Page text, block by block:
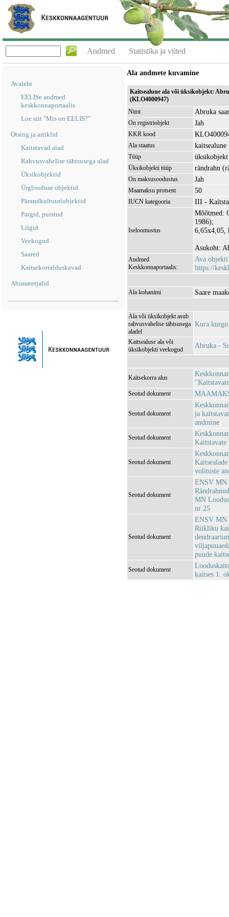
Andmed Statistika ja viited
Avaleht
EELISe andmed
keskkonnaportaalis
Loe siit "Mis on EELIS?"
Otsing ja artiklid
Kaitstavad alad
Rahvusvahelise tähtsusega alad
Üksikobjektid
Ürglooduse objektid
Pärandkultuuriobjektid
Pargid, puistud
Liigid
Veekogud
Saared
Kaitsekorralduskavad
Abimaterjalid
Ala andmete kuvamine
Kaitsealune ala või üksikobjekt:
(KLO4000947)
Nimi
Abruka
On registriobjekt Jah
KKR kood
Ala staatus
Tüüp üksikobjekt
Üksikobjekti tüüp rändrahn
On maksusoodustus Jah
Maamaksu protsent 50
IUCN kategooria III -
Iseloomustus
Mõõtmed:
1986);
6,65x4,05,
Asukoht:
Andmed
Keskkonnaportaalis:
Ava objekti
https://
Ala kohanimi Saare
Ala või üksikobjekt asub
rahvusvahelise tähtsusega
aladel
Kura
Kaitsealuse ala või
üksikobjekti veekogud
Abruka -
Kaitsekorra alus
Seotud dokument
Seotud dokument
ja
andmine
Seotud dokument
Kaitstavate
Seotud dokument
volituste
Seotud dokument
ENSV MN
MN
nr 25
Seotud dokument
ENSV MN
Riikliku
puude
Seotud dokument
kaitses 1.